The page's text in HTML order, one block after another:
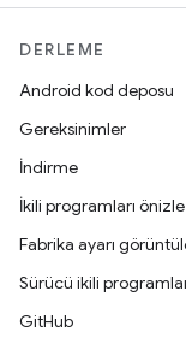
DERLEME
Android kod deposu
Gereksinimler
İndirme
İkili programları önizle
Fabrika ayarı
Sürücü ikili
GitHub